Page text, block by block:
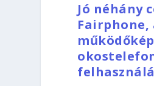
Jó néhány
Fairphone,